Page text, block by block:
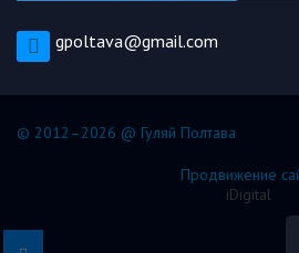
gpoltava@gmail.com
© 2012–2026 @ Гуляй Полтава
Продвижение
iDigital